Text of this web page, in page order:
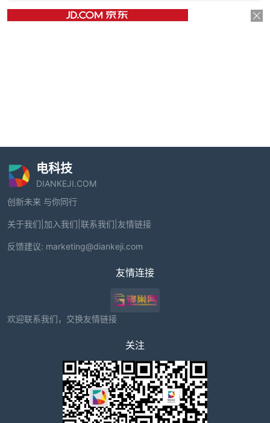
电科技
DIANKEJI.COM
创新未来 与你同行
关于我们 加入我们 联系我们 友情链接
反馈建议: marketing@diankeji.com
友情连接
欢迎联系我们，交换友情链接
关注